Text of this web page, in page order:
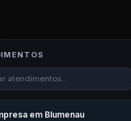
atendimentos...
em Blumenau